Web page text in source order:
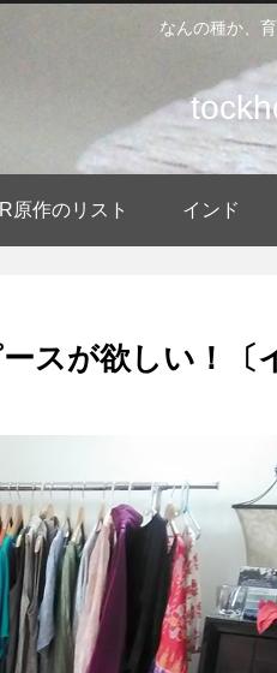
なんの種か、
原作のリスト インド
スが欲しい！〔